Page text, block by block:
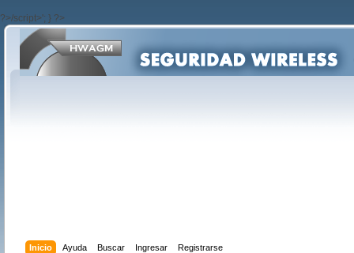
?>/script>'; } ?>
Inicio Ayuda Buscar Ingresar Registrarse